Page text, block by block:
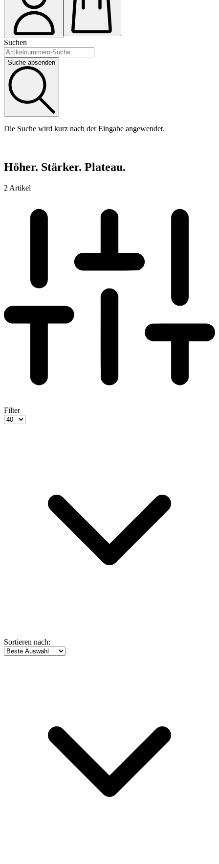
Suchen
Suche absenden
Die Suche wird kurz nach der Eingabe angewendet.
Höher. Stärker. Plateau.
2 Artikel
Filter
Sortieren nach: